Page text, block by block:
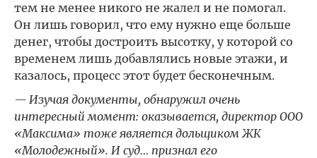
тем не менее никого не жалел и не помогал.
Он лишь говорил, что ему нужно еще больше
денег, чтобы достроить высотку, у которой со
временем лишь добавлялись новые этажи, и
казалось, процесс этот будет бесконечным.
— Изучая документы, обнаружил очень
интересный момент: оказывается, директор ООО
«Максима» тоже является дольщиком ЖК
«Молодежный». И суд… признал его